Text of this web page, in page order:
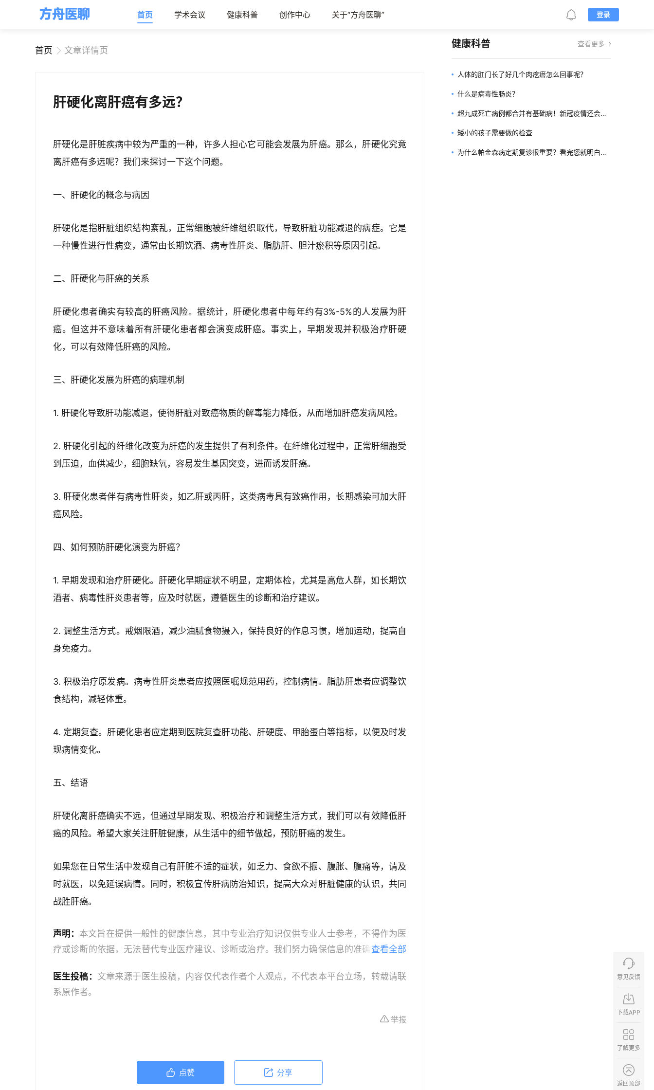
首页 学术会议 健康科普 创作中心 关于“方舟医聊” 登录
首页 文章详情页
肝硬化离肝癌有多远？
肝硬化是肝脏疾病中较为严重的一种，许多人担心它可能会发展为肝癌。那么，肝硬化究竟
离肝癌有多远呢？我们来探讨一下这个问题。
一、肝硬化的概念与病因
肝硬化是指肝脏组织结构紊乱，正常细胞被纤维组织取代，导致肝脏功能减退的病症。它是
一种慢性进行性病变，通常由长期饮酒、病毒性肝炎、脂肪肝、胆汁瘀积等原因引起。
二、肝硬化与肝癌的关系
肝硬化患者确实有较高的肝癌风险。据统计，肝硬化患者中每年约有3%-5%的人发展为肝
癌。但这并不意味着所有肝硬化患者都会演变成肝癌。事实上，早期发现并积极治疗肝硬
化，可以有效降低肝癌的风险。
三、肝硬化发展为肝癌的病理机制
1. 肝硬化导致肝功能减退，使得肝脏对致癌物质的解毒能力降低，从而增加肝癌发病风险。
2. 肝硬化引起的纤维化改变为肝癌的发生提供了有利条件。在纤维化过程中，正常肝细胞受
到压迫，血供减少，细胞缺氧，容易发生基因突变，进而诱发肝癌。
3. 肝硬化患者伴有病毒性肝炎，如乙肝或丙肝，这类病毒具有致癌作用，长期感染可加大肝
癌风险。
四、如何预防肝硬化演变为肝癌？
1. 早期发现和治疗肝硬化。肝硬化早期症状不明显，定期体检，尤其是高危人群，如长期饮
酒者、病毒性肝炎患者等，应及时就医，遵循医生的诊断和治疗建议。
2. 调整生活方式。戒烟限酒，减少油腻食物摄入，保持良好的作息习惯，增加运动，提高自
身免疫力。
3. 积极治疗原发病。病毒性肝炎患者应按照医嘱规范用药，控制病情。脂肪肝患者应调整饮
食结构，减轻体重。
4. 定期复查。肝硬化患者应定期到医院复查肝功能、肝硬度、甲胎蛋白等指标，以便及时发
现病情变化。
五、结语
肝硬化离肝癌确实不远，但通过早期发现、积极治疗和调整生活方式，我们可以有效降低肝
癌的风险。希望大家关注肝脏健康，从生活中的细节做起，预防肝癌的发生。
如果您在日常生活中发现自己有肝脏不适的症状，如乏力、食欲不振、腹胀、腹痛等，请及
时就医，以免延误病情。同时，积极宣传肝病防治知识，提高大众对肝脏健康的认识，共同
战胜肝癌。
声明： 本文旨在提供一般性的健康信息，其中专业治疗知识仅供专业人士参考，不得作为医
疗或诊断的依据，无法替代专业医疗建议、诊断或治疗。我们努力确保信息的准确性，但本
策时，应咨询合格的医疗专业人员。对于依据本文内容采取的任何行动，本文作者、出版方
或任何相关第三方不承担任何责任。若身体不适或需要咨询专业医疗问题，请前往专业医疗
查看全部
医生投稿： 文章来源于医生投稿，内容仅代表作者个人观点，不代表本平台立场，转载请联
系原作者。
举报
点赞 分享
健康科普 查看更多
人体的肛门长了好几个肉疙瘩怎么回事呢？
什么是病毒性肠炎？
超九成死亡病例都合并有基础病！新冠疫情还会再
来一波吗？
矮小的孩子需要做的检查
为什么帕金森病定期复诊很重要？看完您就明白
意见反馈
下载APP
了解更多
返回顶部